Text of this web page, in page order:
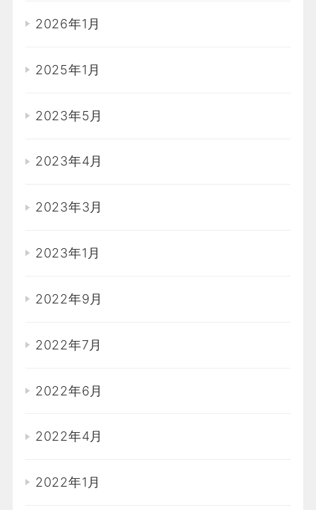
2026年1月
2025年1月
2023年5月
2023年4月
2023年3月
2023年1月
2022年9月
2022年7月
2022年6月
2022年4月
2022年1月